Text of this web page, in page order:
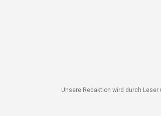
Unsere Redaktion wird durch Leser